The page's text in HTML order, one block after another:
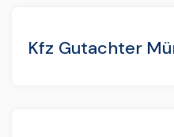
Kfz Gutachter